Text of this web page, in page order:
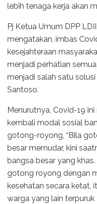
lebih tenaga kerja akan
Pj Ketua Umum DPP
mengatakan, imbas
kesejahteraan
menjadi perhatian
menjadi salah satu
Santoso.
Menurutnya, Covid-19
kembali modal sosial
gotong-royong, “Bila
besar memudar, kini
bangsa besar yang
gotong royong dengan
kesehatan secara ketat,
warga yang lain terpuruk